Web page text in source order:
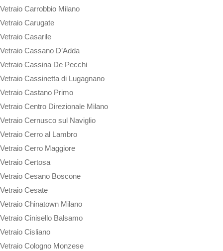
Vetraio Carrobbio Milano
Vetraio Carugate
Vetraio Casarile
Vetraio Cassano D’Adda
Vetraio Cassina De Pecchi
Vetraio Cassinetta di Lugagnano
Vetraio Castano Primo
Vetraio Centro Direzionale Milano
Vetraio Cernusco sul Naviglio
Vetraio Cerro al Lambro
Vetraio Cerro Maggiore
Vetraio Certosa
Vetraio Cesano Boscone
Vetraio Cesate
Vetraio Chinatown Milano
Vetraio Cinisello Balsamo
Vetraio Cisliano
Vetraio Cologno Monzese